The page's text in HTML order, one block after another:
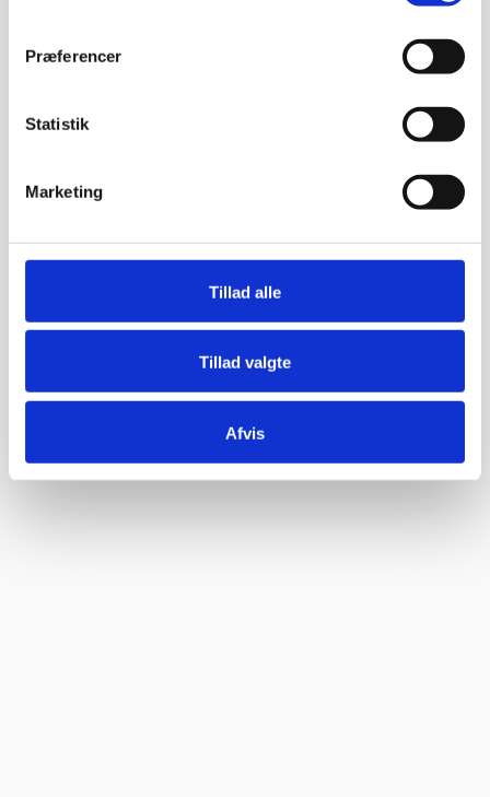
Præferencer
Statistik
Marketing
Tillad alle
Tillad valgte
Afvis